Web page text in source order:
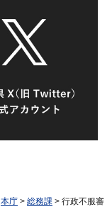
本庁 > 総務課 > 行政不服審